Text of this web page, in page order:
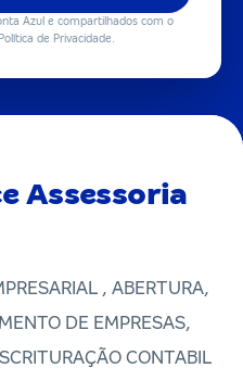
Azul e compartilhados com o
de Privacidade.
Assessoria
, ABERTURA,
DE EMPRESAS,
CONTABIL